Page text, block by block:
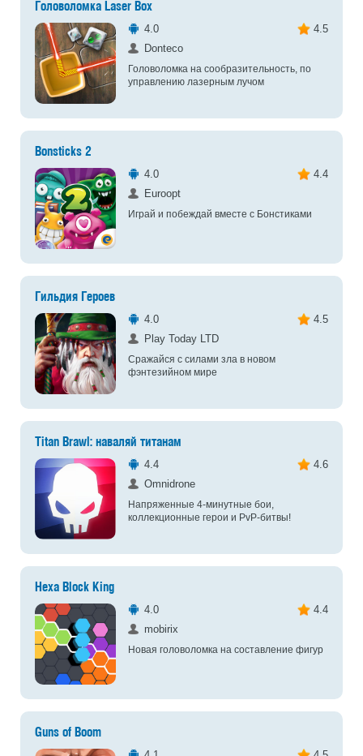
Головоломка Laser Box
4.0
4.5
Donteco
Головоломка на сообразительность, по
управлению лазерным лучом
Bonsticks 2
4.0
4.4
Euroopt
Играй и побеждай вместе с Бонстиками
Гильдия Героев
4.0
4.5
Play Today LTD
Сражайся с силами зла в новом
фэнтезийном мире
Titan Brawl: наваляй титанам
4.4
4.6
Omnidrone
Напряженные 4-минутные бои,
коллекционные герои и PvP-битвы!
Hexa Block King
4.0
4.4
mobirix
Новая головоломка на составление фигур
Guns of Boom